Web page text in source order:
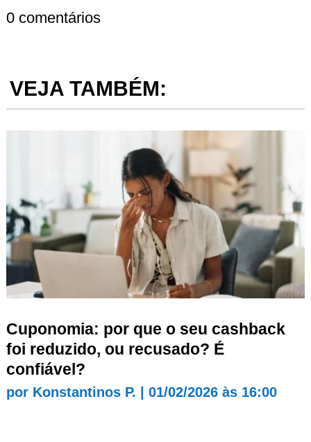
0 comentários
VEJA TAMBÉM:
Cuponomia: por que o seu cashback
foi reduzido, ou recusado? É
confiável?
por Konstantinos P. 01/02/2026 às 16:00